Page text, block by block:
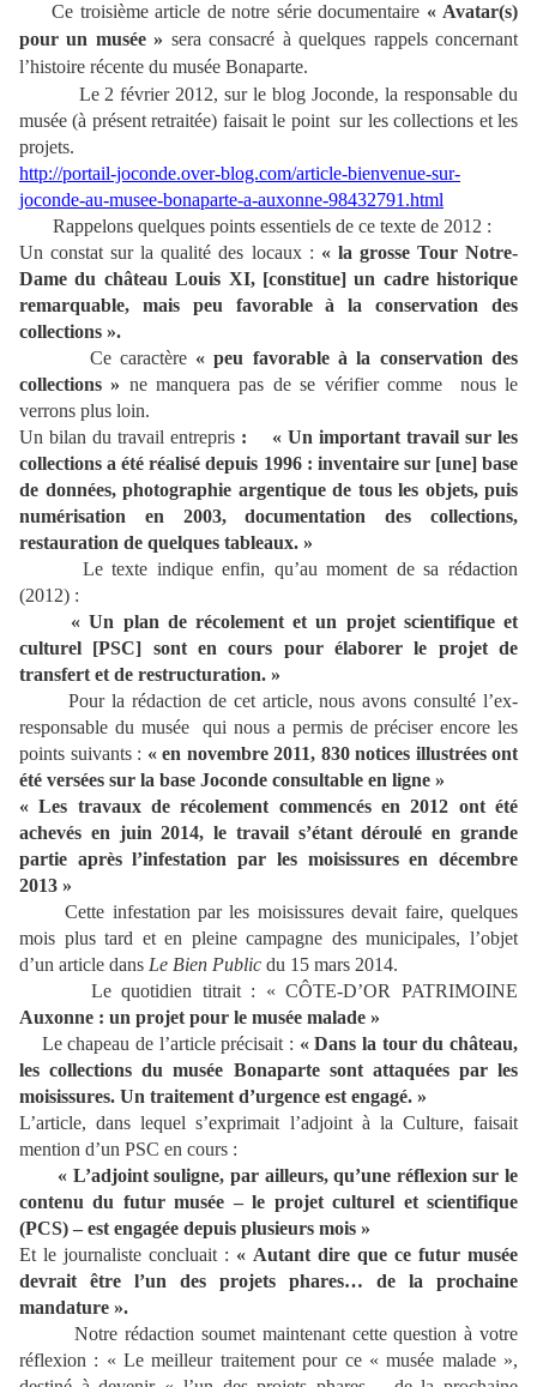
Ce troisième article de notre série documentaire « Avatar(s)
pour un musée » sera consacré à quelques rappels concernant
l’histoire récente du musée Bonaparte.
Le 2 février 2012, sur le blog Joconde, la responsable du
musée (à présent retraitée) faisait le point sur les collections et les
projets.
http://portail-joconde.over-blog.com/article-bienvenue-sur-
joconde-au-musee-bonaparte-a-auxonne-98432791.html
Rappelons quelques points essentiels de ce texte de 2012 :
Un constat sur la qualité des locaux : « la grosse Tour Notre-
Dame du château Louis XI, [constitue] un cadre historique
remarquable, mais peu favorable à la conservation des
collections ».
Ce caractère« peu favorable à la conservation des
collections » ne manquera pas de se vérifier comme nous le
verrons plus loin.
Un bilan du travail entrepris : « Un important travail sur les
collections a été réalisé depuis 1996 : inventaire sur [une] base
de données, photographie argentique de tous les objets, puis
numérisation en 2003, documentation des collections,
restauration de quelques tableaux. »
Le texte indique enfin, qu’au moment de sa rédaction
(2012) :
« Un plan de récolement et un projet scientifique et
culturel [PSC] sont en cours pour élaborer le projet de
transfert et de restructuration. »
Pour la rédaction de cet article, nous avons consulté l’ex-
responsable du musée qui nous a permis de préciser encore les
points suivants : « en novembre 2011, 830 notices illustrées ont
été versées sur la base Joconde consultable en ligne »
« Les travaux de récolement commencés en 2012 ont été
achevés en juin 2014, le travail s’étant déroulé en grande
partie après l’infestation par les moisissures en décembre
2013 »
Cette infestation par les moisissures devait faire, quelques
mois plus tard et en pleine campagne des municipales, l’objet
d’un article dans Le Bien Public du 15 mars 2014.
Le quotidien titrait : « CÔTE-D’OR PATRIMOINE
Auxonne : un projet pour le musée malade »
Le chapeau de l’article précisait : « Dans la tour du château,
les collections du musée Bonaparte sont attaquées par les
moisissures. Un traitement d’urgence est engagé. »
L’article, dans lequel s’exprimait l’adjoint à la Culture, faisait
mention d’un PSC en cours :
« L’adjoint souligne, par ailleurs, qu’une réflexion sur le
contenu du futur musée – le projet culturel et scientifique
(PCS) – est engagée depuis plusieurs mois »
Et le journaliste concluait : « Autant dire que ce futur musée
devrait être l’un des projets phares… de la prochaine
mandature ».
Notre rédaction soumet maintenant cette question à votre
réflexion : « Le meilleur traitement pour ce « musée malade »,